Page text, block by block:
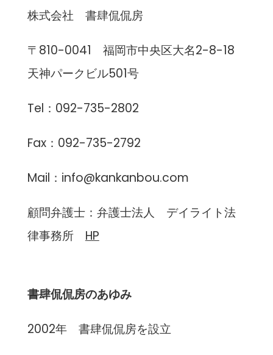
株式会社 書肆侃侃房
〒810-0041 福岡市中央区大名2-8-18
天神パークビル501号
Tel：092-735-2802
Fax：092-735-2792
Mail： info@kankanbou.com
顧問弁護士：弁護士法人 デイライト法
律事務所HP
書肆侃侃房のあゆみ
2002年 書肆侃侃房を設立